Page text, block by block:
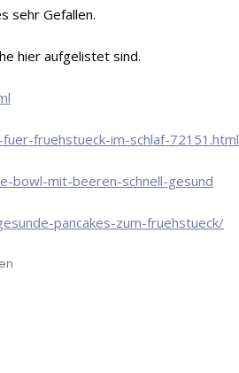
sehr Gefallen.
hier aufgelistet sind.
fruehstueck-im-schlaf-72151.html
bowl-mit-beeren-schnell-gesund
pancakes-zum-fruehstueck/